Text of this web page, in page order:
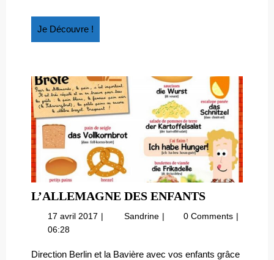
Je Découvre !
Découvre
L’ALLEMAGNE DES ENFANTS
ENFANTS
17 avril 2017 17
Sandrine L’Allemagne
0 Comments
06:28
Direction Berlin et la Bavière avec vos enfants grâce